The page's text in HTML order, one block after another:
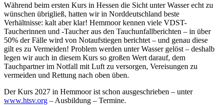
Während beim ersten Kurs in Hessen die Sicht unter Wasser echt zu
wünschen übrigließ, hatten wir in Norddeutschland beste
Verhältnisse: kalt aber klar! Hemmoor kennen viele VDST-
Taucherinnen und -Taucher aus den Tauchunfallberichten – in über
50% der Fälle wird von Notaufstiegen berichtet – und genau diese
gilt es zu Vermeiden! Problem werden unter Wasser gelöst – deshalb
legen wir auch in diesem Kurs so großen Wert darauf, dem
Tauchpartner im Notfall mit Luft zu versorgen, Vereisungen zu
vermeiden und Rettung nach oben üben.
Der Kurs 2027 in Hemmoor ist schon ausgeschrieben – unter
www.htsv.org – Ausbildung – Termine.